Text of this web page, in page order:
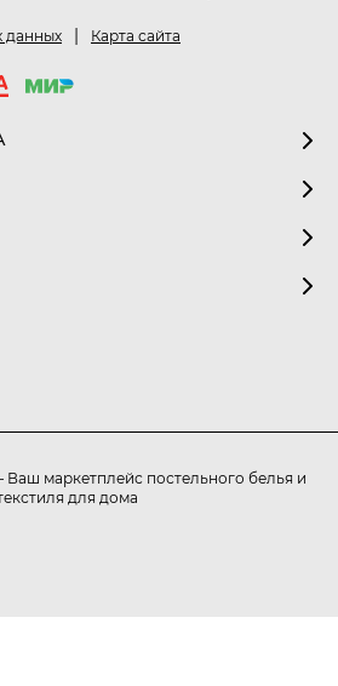
данных | Карта сайта
Ваш маркетплейс постельного белья и
для дома